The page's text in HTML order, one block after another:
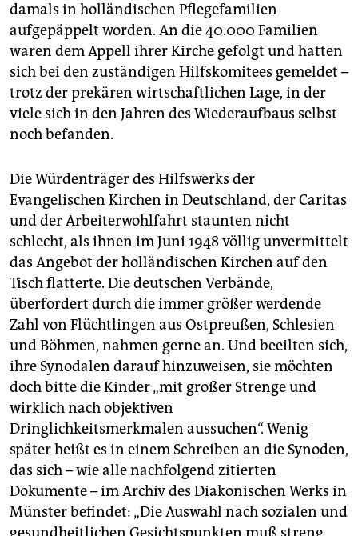
damals in holländischen Pflegefamilien
aufgepäppelt worden. An die 40.000 Familien
waren dem Appell ihrer Kirche gefolgt und hatten
sich bei den zuständigen Hilfskomitees gemeldet –
trotz der prekären wirtschaftlichen Lage, in der
viele sich in den Jahren des Wiederaufbaus selbst
noch befanden.
Die Würdenträger des Hilfswerks der
Evangelischen Kirchen in Deutschland, der Caritas
und der Arbeiterwohlfahrt staunten nicht
schlecht, als ihnen im Juni 1948 völlig unvermittelt
das Angebot der holländischen Kirchen auf den
Tisch flatterte. Die deutschen Verbände,
überfordert durch die immer größer werdende
Zahl von Flüchtlingen aus Ostpreußen, Schlesien
und Böhmen, nahmen gerne an. Und beeilten sich,
ihre Synodalen darauf hinzuweisen, sie möchten
doch bitte die Kinder „mit großer Strenge und
wirklich nach objektiven
Dringlichkeitsmerkmalen aussuchen“. Wenig
später heißt es in einem Schreiben an die Synoden,
das sich – wie alle nachfolgend zitierten
Dokumente – im Archiv des Diakonischen Werks in
Münster befindet: „Die Auswahl nach sozialen und